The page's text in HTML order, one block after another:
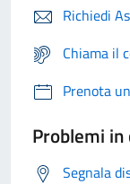
Richiedi
Chiama il
Prenota
Problemi
Segnala